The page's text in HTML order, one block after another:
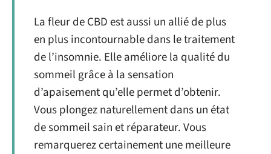
La fleur de CBD est aussi un allié de plus
en plus incontournable dans le traitement
de l’insomnie. Elle améliore la qualité du
sommeil grâce à la sensation
d’apaisement qu’elle permet d’obtenir.
Vous plongez naturellement dans un état
de sommeil sain et réparateur. Vous
remarquerez certainement une meilleure